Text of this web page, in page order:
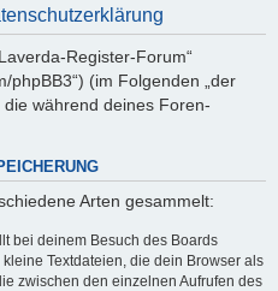
Register-Forum“
phpBB3“) (im Folgenden „der
während deines Foren-
Arten gesammelt:
bei deinem Besuch des Boards
Textdateien, die dein Browser als
zwischen den einzelnen Aufrufen des